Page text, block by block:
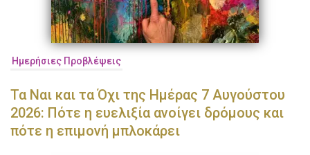
Ημερήσιες Προβλέψεις
Τα Ναι και τα Όχι της Ημέρας 7 Αυγούστου
2026: Πότε η ευελιξία ανοίγει δρόμους και
πότε η επιμονή μπλοκάρει